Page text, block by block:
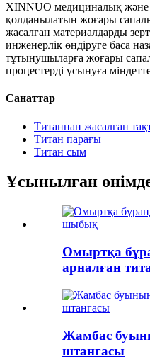
XINNUO медициналық және
қолданылатын жоғары
жасалған материалдарды
инженерлік өндіруге баса
тұтынушыларға жоғары
процестерді ұсынуға
Санаттар
Титаннан жасалған
Титан парағы
Титан сым
Ұсынылған
Омыртқа
арналған
Жамбас
штангасы